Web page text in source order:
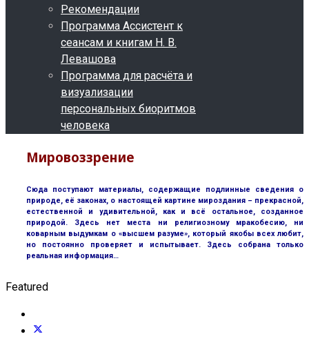
Рекомендации
Программа Ассистент к
сеансам и книгам Н. В.
Левашова
Программа для расчёта и
визуализации
персональных биоритмов
человека
Мировоззрение
Сюда поступают материалы, содержащие подлинные сведения о
природе, её законах, о настоящей картине мироздания – прекрасной,
естественной и удивительной, как и всё остальное, созданное
природой. Здесь нет места ни религиозному мракобесию, ни
коварным выдумкам о «высшем разуме», который якобы всех любит,
но постоянно проверяет и испытывает. Здесь собрана только
реальная информация…
Featured